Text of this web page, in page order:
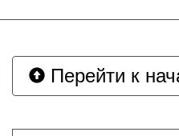
Перейти к